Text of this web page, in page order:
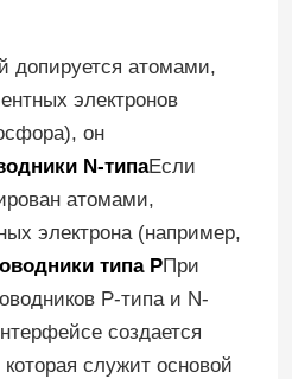
допируется атомами,
электронов
он
N-типаЕсли
атомами,
электрона (например,
типа PПри
P-типа и N-
создается
служит основой